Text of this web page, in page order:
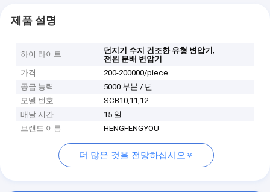
제품 설명
하이 라이트 던지기 수지 건조한 유형 변압기,
전원 분배 변압기
가격
200-200000/piece
공급 능력
5000 부분 / 년
모델 번호
SCB10,11,12
배달 시간
15 일
브랜드 이름
HENGFENGYOU
더 많은 것을 전망하십시오